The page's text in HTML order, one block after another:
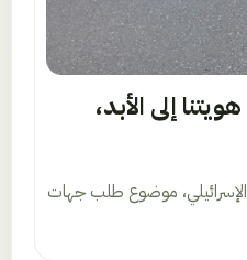
إلى الأبد،
الإسرائيلي، موضوع طلب جهات